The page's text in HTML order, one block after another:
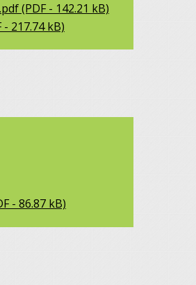
(PDF - 142.21 kB)
- 217.74 kB)
- 86.87 kB)